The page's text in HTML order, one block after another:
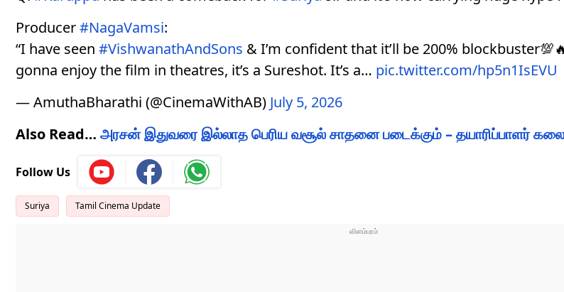
Producer#NagaVamsi:
“I have seen #VishwanathAndSons & I’m confident that it’ll be 200%
gonna enjoy the film in theatres, it’s a Sureshot. It’s a… pic.twitter.com/hp5n1IsEVU
— AmuthaBharathi (@CinemaWithAB) July 5, 2026
Also Read… அரசன் இதுவரை இல்லாத பெரிய வசூல் சாதனை படைக்கும் – தயாரிப்பாளர்
Follow Us
Suriya Tamil Cinema Update